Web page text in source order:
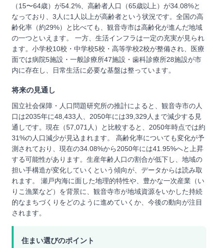
（15〜64歳）が54.2%、高齢者人口（65歳以上）が34.08%と
なっており、3人に1人以上が高齢者という状況です。全国の高
齢化率（約29%）と比べても、観音寺市は高齢化が進んだ地域
の一つといえます。 一方、生活インフラは一定の充実が見られ
ます。小学校10校・中学校5校・高等学校2校が整備され、医療
面では病院5施設・一般診療所47施設・歯科診療所28施設が市
内に存在し、日常生活に必要な基盤は整っています。
将来の見通し
国立社会保障・人口問題研究所の推計によると、観音寺市の人
口は2035年に48,433人、2050年には39,329人まで減少する見
通しです。現在（57,071人）と比較すると、2050年時点では約
31%の人口減少が見込まれます。 高齢化率についても変化が予
測されており、現在の34.08%から2050年には41.95%へと上昇
する可能性があります。生産年齢人口の割合が低下し、地域の
担い手構造が変化していくという傾向が、データからは読み取
れます。 瀬戸内海に面した地理的特性や、豊かな一次産業（い
りこ漁業など）を背景に、観音寺市が地域資源をいかした持続
的なまちづくりをどのように進めていくか、今後の動向が注目
されます。
住まい選びのポイント